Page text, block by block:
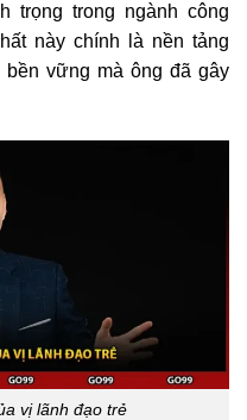
trọng trong ngành công
này chính là nền tảng
vững mà ông đã gây
vị lãnh đạo trẻ